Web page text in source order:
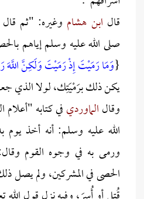
قال ابن هشام وغيره: "ثم
صلى الله عليه وسلم إياهم
{وَمَا رَمَيْتَ إِذْ رَمَيْتَ وَلَكِنَّ اللَّهَ
يكن ذلك برَمْيَتِك، لولا الذي
وقالالماورديفي كتابه
الله عليه وسلم: أنه أخذ
ورمى به في وجوه القوم
الحصى في المشركين، ولم يصل